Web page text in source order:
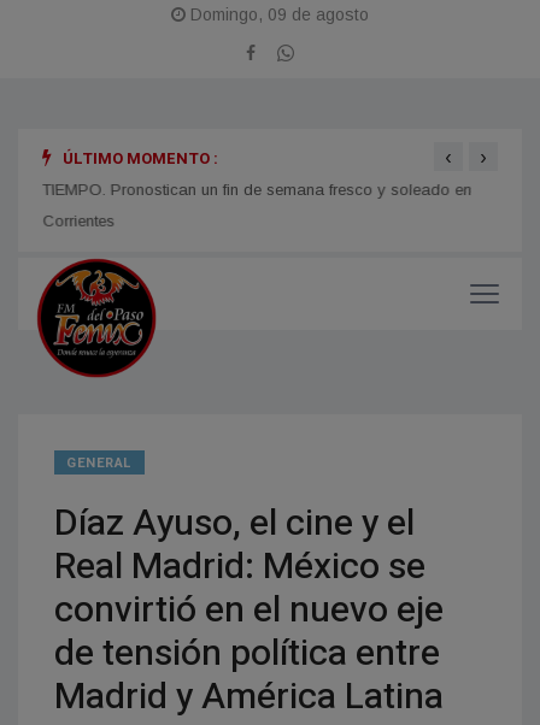
Domingo, 09 de agosto
ÚLTIMO MOMENTO :
TIEMPO. Pronostican un fin de semana fresco y soleado en
Corrientes
‹ ›
GENERAL
Díaz Ayuso, el cine y el
Real Madrid: México se
convirtió en el nuevo eje
de tensión política entre
Madrid y América Latina